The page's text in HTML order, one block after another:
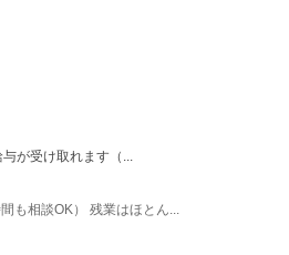
が受け取れます（...
も相談OK） 残業はほとん...